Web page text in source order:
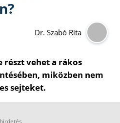
Dr. Szabó Rita
részt vehet a rákos
miközben nem
sejteket.
hirdetés